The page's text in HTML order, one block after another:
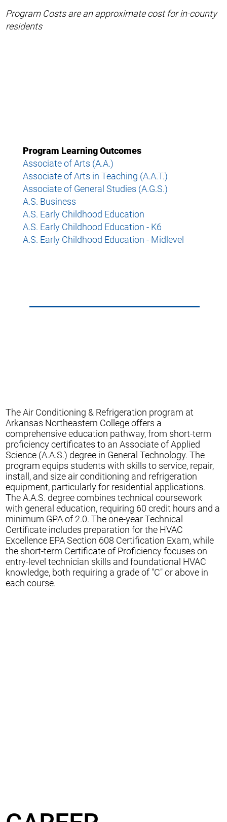
Program Costs are an approximate cost for in-county
residents
Program Learning Outcomes
Associate of Arts (A.A.)
Associate of Arts in Teaching (A.A.T.)
Associate of General Studies (A.G.S.)
A.S. Business
A.S. Early Childhood Education
A.S. Early Childhood Education - K6
A.S. Early Childhood Education - Midlevel
The Air Conditioning & Refrigeration program at
Arkansas Northeastern College offers a
comprehensive education pathway, from short-term
proficiency certificates to an Associate of Applied
Science (A.A.S.) degree in General Technology. The
program equips students with skills to service, repair,
install, and size air conditioning and refrigeration
equipment, particularly for residential applications.
The A.A.S. degree combines technical coursework
with general education, requiring 60 credit hours and a
minimum GPA of 2.0. The one-year Technical
Certificate includes preparation for the HVAC
Excellence EPA Section 608 Certification Exam, while
the short-term Certificate of Proficiency focuses on
entry-level technician skills and foundational HVAC
knowledge, both requiring a grade of "C" or above in
each course.